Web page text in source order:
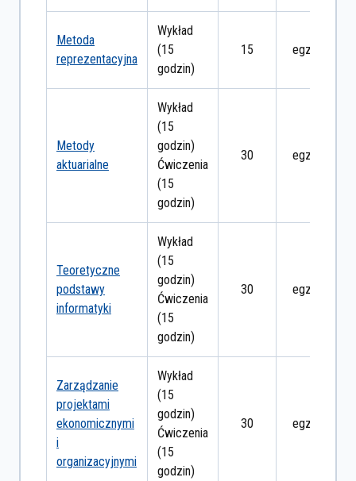
Metoda
reprezentacyjna
Wykład
(15
godzin)
15 egzamin
Metody
aktuarialne
Wykład
(15
godzin)
Ćwiczenia
(15
godzin)
30 egzamin
Teoretyczne
podstawy
informatyki
Wykład
(15
godzin)
Ćwiczenia
(15
godzin)
30 egzamin
Zarządzanie
projektami
ekonomicznymi
i
organizacyjnymi
Wykład
(15
godzin)
Ćwiczenia
(15
godzin)
30 egzamin